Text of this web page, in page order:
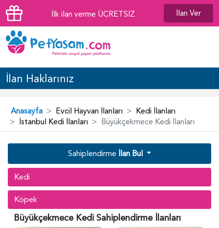
İlk ilan verme ÜCRETSİZ İlan Ver
İlan Haklarınız
Anasayfa Evcil Hayvan İlanları
Kedi İlanları
İstanbul Kedi İlanları
Büyükçekmece Kedi İlanları
Sahiplendirme İlan Bul
Kedi
Köpek
Büyükçekmece Kedi Sahiplendirme İlanları